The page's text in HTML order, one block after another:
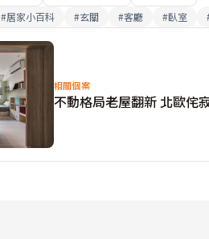
#居家小百科 #玄關 #客廳 #臥室
相關個案
不動格局老屋翻新 北歐侘